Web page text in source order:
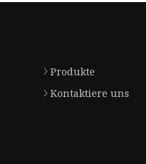
Produkte
Kontaktiere uns